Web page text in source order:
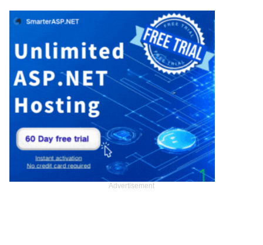
Advertisement